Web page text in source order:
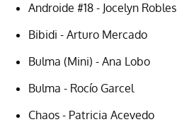
Androide #18 - Jocelyn Robles
Bibidi - Arturo Mercado
Bulma (Mini) - Ana Lobo
Bulma - Rocío Garcel
Chaos - Patricia Acevedo